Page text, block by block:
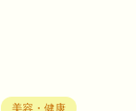
美容・健康